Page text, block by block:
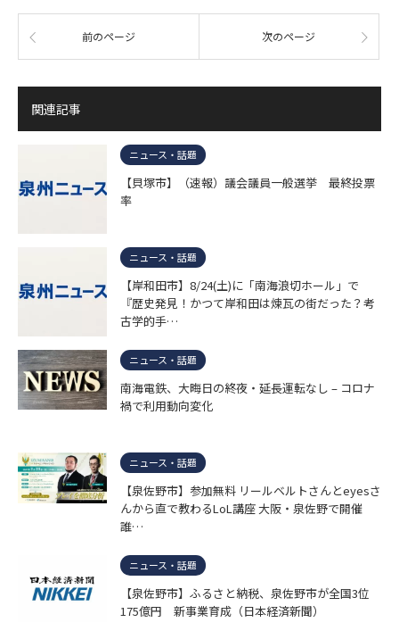
前のページ 次のページ
関連記事
ニュース・話題
【貝塚市】（速報）議会議員一般選挙 最終投票
率
ニュース・話題
【岸和田市】8/24(土)に「南海浪切ホール」で
『歴史発見！かつて岸和田は煉瓦の街だった？考
古学的手…
ニュース・話題
南海電鉄、大晦日の終夜・延長運転なし – コロナ
禍で利用動向変化
ニュース・話題
【泉佐野市】参加無料 リールベルトさんとeyesさ
んから直で教わるLoL講座 大阪・泉佐野で開催
誰…
ニュース・話題
【泉佐野市】ふるさと納税、泉佐野市が全国3位
175億円 新事業育成（日本経済新聞）